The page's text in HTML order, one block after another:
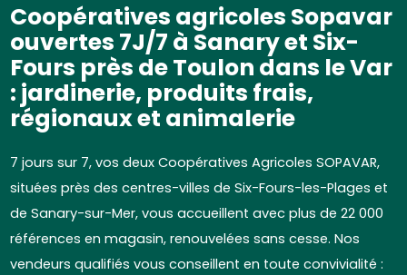
Coopératives agricoles Sopavar
ouvertes 7J/7 à Sanary et Six-
Fours près de Toulon dans le Var
: jardinerie, produits frais,
régionaux et animalerie
7 jours sur 7, vos deux Coopératives Agricoles SOPAVAR,
situées près des centres-villes de Six-Fours-les-Plages et
de Sanary-sur-Mer, vous accueillent avec plus de 22 000
références en magasin, renouvelées sans cesse. Nos
vendeurs qualifiés vous conseillent en toute convivialité :